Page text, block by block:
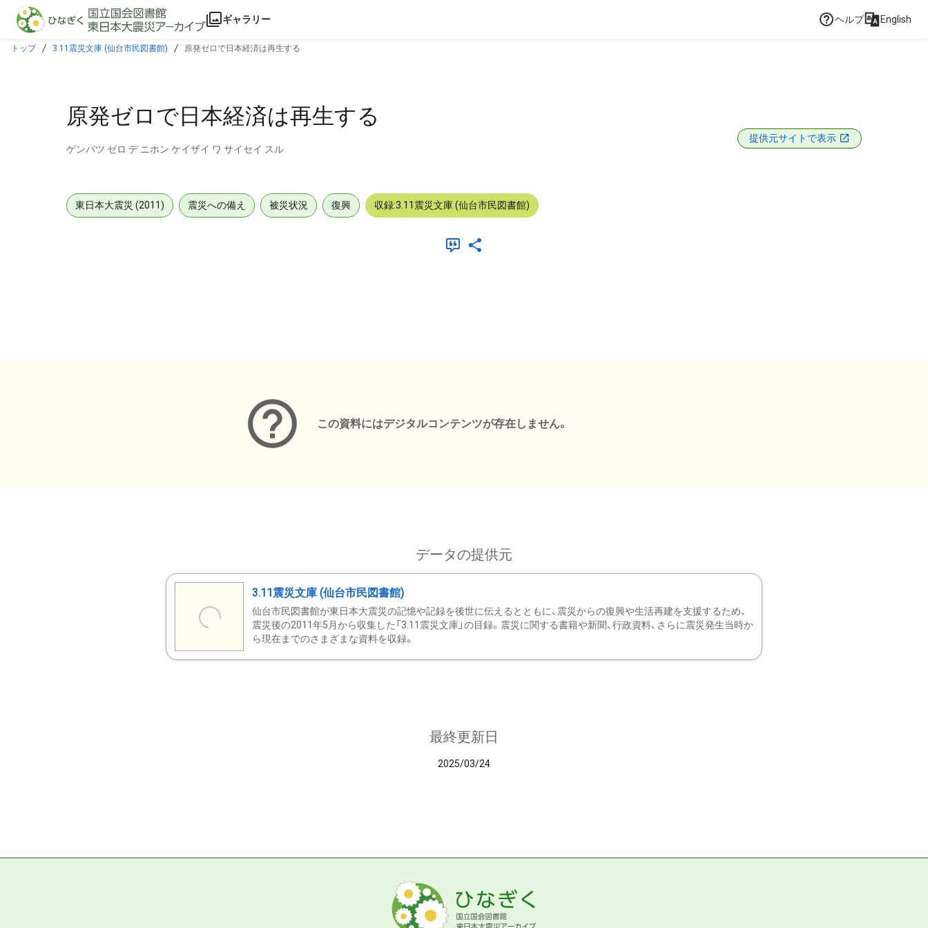
本文に飛ぶ
ギャラリー ヘルプ English
トップ 3.11震災文庫 (仙台市民図書館) 原発ゼロで日本経済は再生する
原発ゼロで日本経済は再生する
ゲンパツ ゼロ デ ニホン ケイザイ ワ サイセイ スル
提供元サイトで表示
東日本大震災 (2011) 震災への備え 被災状況 復興 収録:3.11震災文庫 (仙台市民図書館)
この資料にはデジタルコンテンツが存在しません。
データの提供元
3.11震災文庫 (仙台市民図書館)
仙台市民図書館が東日本大震災の記憶や記録を後世に伝えるとともに、震災からの復興や生活再建を支援するため、
震災後の2011年5月から収集した「3.11震災文庫」の目録。震災に関する書籍や新聞、行政資料、さらに震災発生当時か
ら現在までのさまざまな資料を収録。
最終更新日
2025/03/24